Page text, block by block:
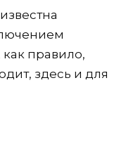
правило,
здесь и для